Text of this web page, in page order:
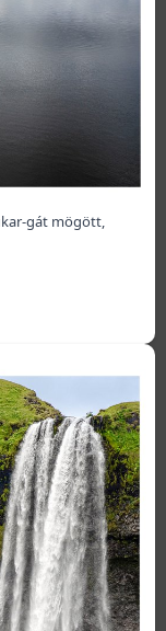
gát mögött,